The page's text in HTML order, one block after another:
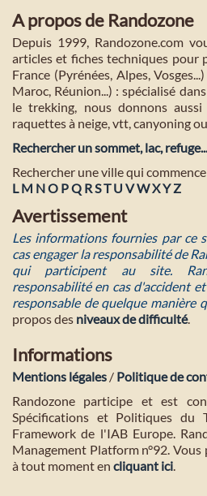
A propos de Randozone
Depuis 1999, Randozone.com
articles et fiches techniques pour
France (Pyrénées, Alpes,
Maroc, Réunion...) : spécialisé
le trekking, nous donnons
raquettes à neige, vtt, canyoning
Rechercher un sommet, lac, refuge...
Rechercher une ville qui
L M NO PQ R ST U VWXY Z
Avertissement
Les informations fournies par ce
cas engager la responsabilité de
qui participent au site.
responsabilité en cas d'accident
responsable de quelque manière
propos des niveaux de difficulté.
Informations
Mentions légales / Politique de
Randozone participe et est
Spécifications et Politiques du
Framework de l'IAB Europe.
Management Platform n°92.
à tout moment en cliquant ici